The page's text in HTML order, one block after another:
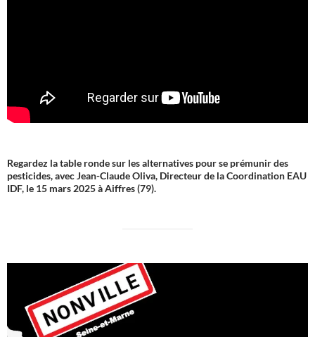
Regardez la table ronde sur les alternatives pour se prémunir des
pesticides, avec Jean-Claude Oliva, Directeur de la Coordination EAU
IDF, le 15 mars 2025 à Aiffres (79).